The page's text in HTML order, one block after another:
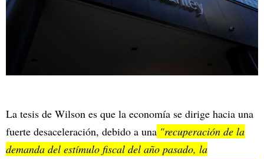
La tesis de Wilson es que la economía se dirige hacia una
fuerte desaceleración, debido a una "recuperación de la
demanda del estímulo fiscal del año pasado, la